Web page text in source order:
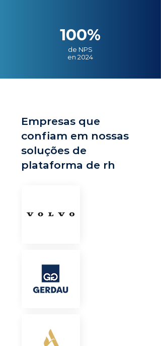
100%
de NPS
en 2024
Empresas que
confiam em nossas
soluções de
plataforma de rh